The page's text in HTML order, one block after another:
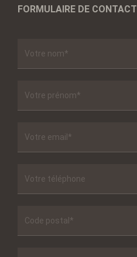
FORMULAIRE DE CONTACT